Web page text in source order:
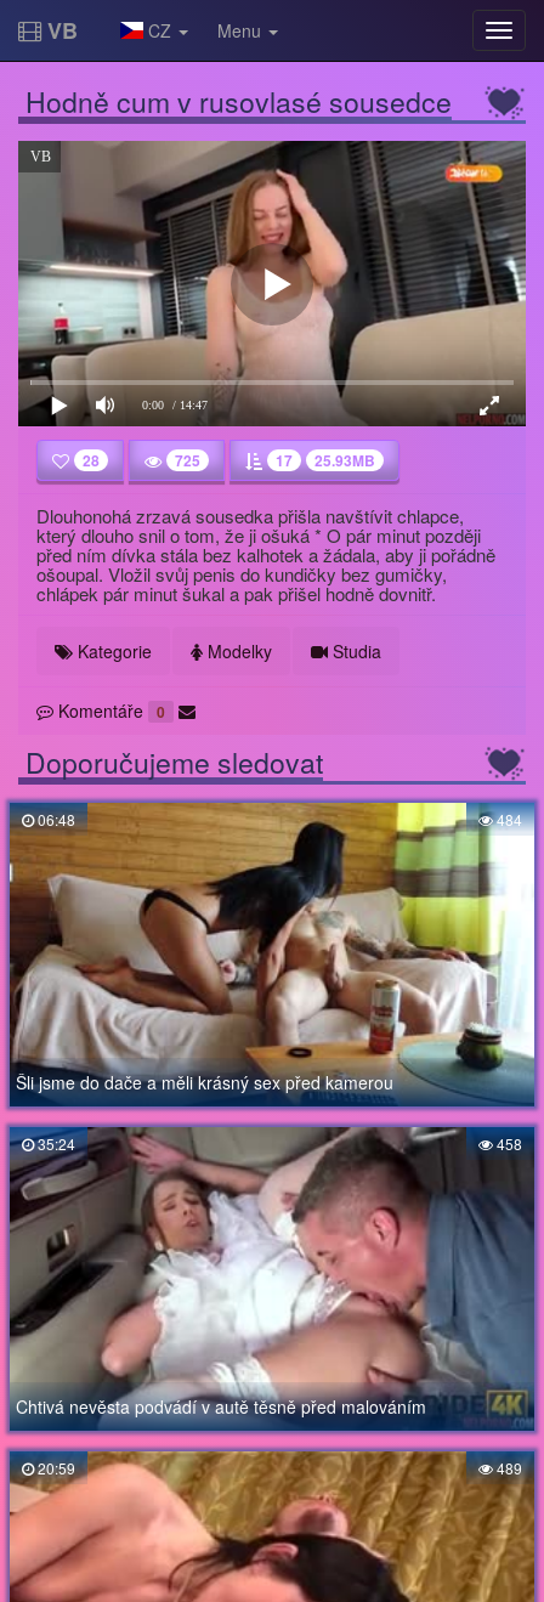
VB CZ Menu
Hodně cum v rusovlasé sousedce
VB
0:00 / 14:47
28 725 17 25.93MB
Dlouhonohá zrzavá sousedka přišla navštívit chlapce,
který dlouho snil o tom, že ji ošuká * O pár minut později
před ním dívka stála bez kalhotek a žádala, aby ji pořádně
ošoupal. Vložil svůj penis do kundičky bez gumičky,
chlápek pár minut šukal a pak přišel hodně dovnitř.
Kategorie Modelky Studia
Komentáře 0
Doporučujeme sledovat
06:48 484
Šli jsme do dače a měli krásný sex před kamerou
35:24 458
Chtivá nevěsta podvádí v autě těsně před malováním
20:59 489